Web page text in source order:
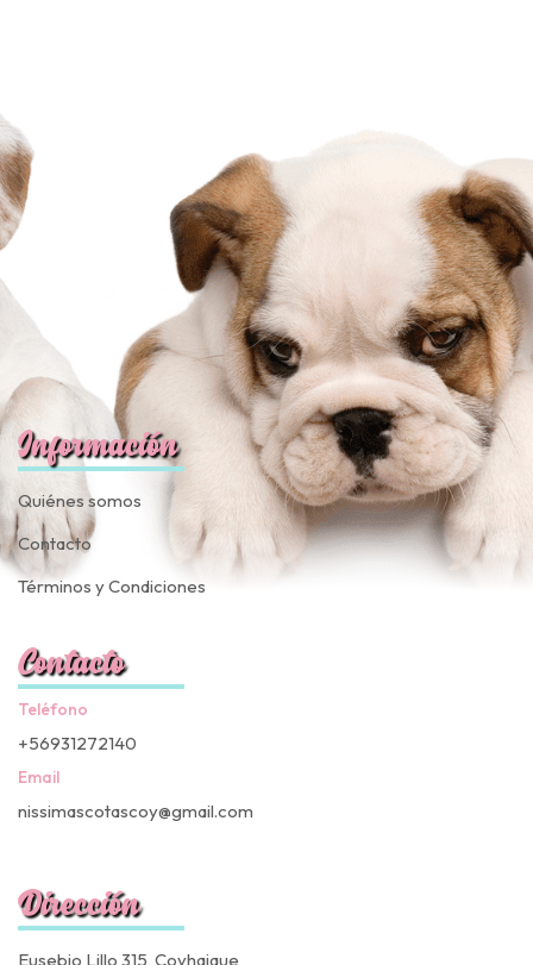
Información
Quiénes somos
Contacto
Términos y Condiciones
Contacto
Teléfono
+56931272140
Email
nissimascotascoy@gmail.com
Dirección
Eusebio Lillo 315, Coyhaique